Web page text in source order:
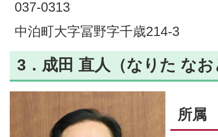
037-0313
中泊町大字冨野字千歳214-3
3．成田 直人（なりた な
所属